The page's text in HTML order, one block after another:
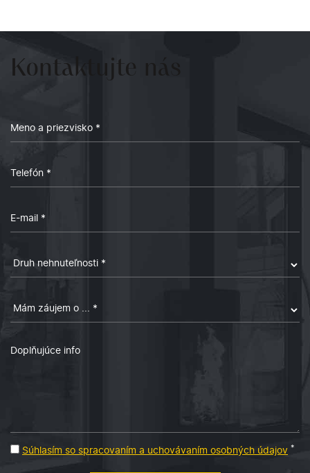
Kontaktujte nás
Súhlasím so spracovaním a uchovávaním osobných údajov *